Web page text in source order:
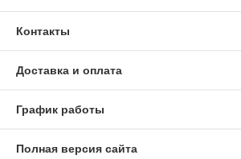
Контакты
Доставка и оплата
График работы
Полная версия сайта